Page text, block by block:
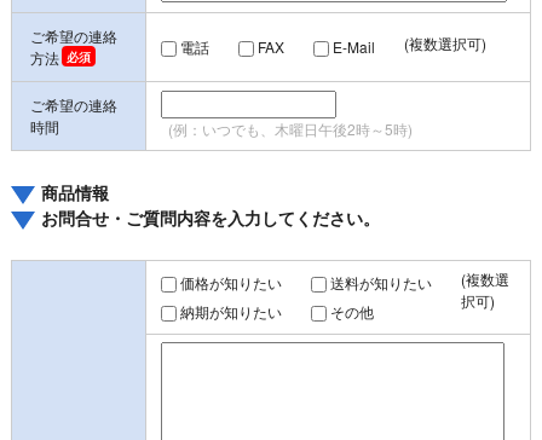
ご希望の連絡
方法
電話 FAX E-Mail (複数選択可)
ご希望の連絡
時間
(例：いつでも、木曜日午後2時～5時)
商品情報
お問合せ・ご質問内容を入力してください。
価格が知りたい
送料が知りたい
納期が知りたい
その他
(複数選
択可)